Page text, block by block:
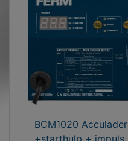
BCM1020 Acculader